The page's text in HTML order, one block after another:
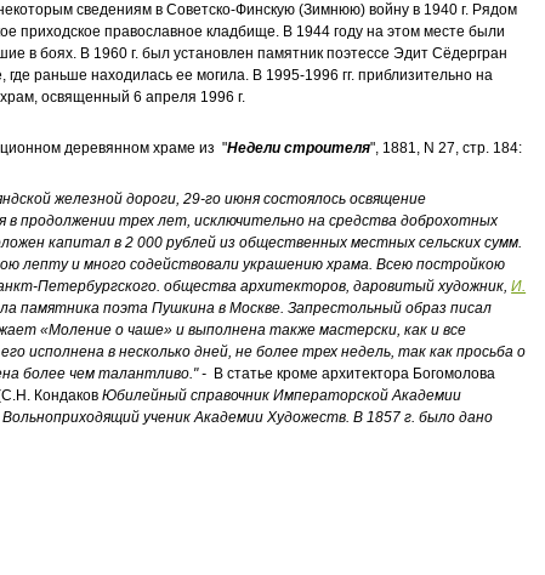
сведениям в Советско-Финскую (Зимнюю) войну в 1940 г. Рядом
приходское православное кладбище. В 1944 году на этом месте были
в боях. В 1960 г. был установлен памятник поэтессе Эдит Сёдергран
раньше находилась ее могила. В 1995-1996 гг. приблизительно на
освященный 6 апреля 1996 г.
деревянном храме из "Недели строителя", 1881, N 27, стр. 184:
железной дороги, 29-го июня состоялось освящение
в продолжении трех лет, исключительно на средства доброхотных
капитал в 2 000 рублей из общественных местных сельских сумм.
лепту и много содействовали украшению храма. Всею постройкою
Петербургского. общества архитекторов, даровитый художник,И.
памятника поэта Пушкина в Москве. Запрестольный образ писал
«Моление о чаше» и выполнена также мастерски, как и все
исполнена в несколько дней, не более трех недель, так как просьба о
более чем талантливо." - В статье кроме архитектора Богомолова
КондаковЮбилейный справочник Императорской Академии
ученик Академии Художеств. В 1857 г. было дано